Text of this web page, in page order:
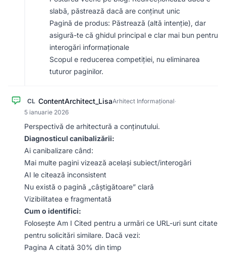
slabă, păstrează dacă are conținut unic
Pagină de produs: Păstrează (altă intenție), dar
asigură-te că ghidul principal e clar mai bun pentru
interogări informaționale
Scopul e reducerea competiției, nu eliminarea
tuturor paginilor.
CL ContentArchitect_LisaArhitect Informațional·
5 ianuarie 2026
Perspectivă de arhitectură a conținutului.
Diagnosticul canibalizării:
Ai canibalizare când:
Mai multe pagini vizează același subiect/interogări
AI le citează inconsistent
Nu există o pagină „câștigătoare” clară
Vizibilitatea e fragmentată
Cum o identifici:
Folosește Am I Cited pentru a urmări ce URL-uri sunt citate
pentru solicitări similare. Dacă vezi:
Pagina A citată 30% din timp